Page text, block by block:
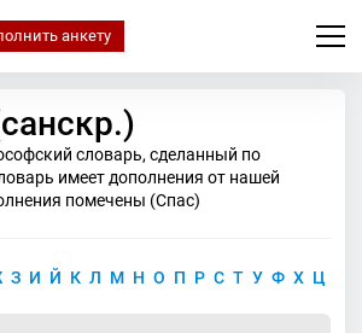
анкету
словарь, сделанный по
имеет дополнения от нашей
помечены (Спас)
З И Й К Л М Н О П Р С Т У Ф Х Ц